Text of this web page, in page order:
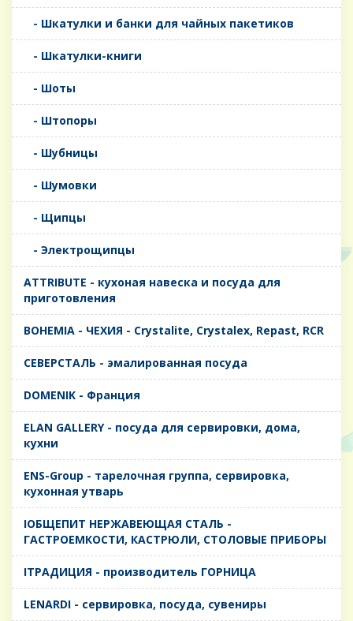
- Шкатулки и банки для чайных пакетиков
- Шкатулки-книги
- Шоты
- Штопоры
- Шубницы
- Шумовки
- Щипцы
- Электрощипцы
ATTRIBUTE - кухоная навеска и посуда для
приготовления
BOHEMIA - ЧЕХИЯ - Crystalite, Crystalex, Repast, RCR
CЕВЕРСТАЛЬ - эмалированная посуда
DOMENIK - Франция
ELAN GALLERY - посуда для сервировки, дома,
кухни
ENS-Group - тарелочная группа, сервировка,
кухонная утварь
IОБЩЕПИТ НЕРЖАВЕЮЩАЯ СТАЛЬ -
ГАСТРОЕМКОСТИ, КАСТРЮЛИ, СТОЛОВЫЕ ПРИБОРЫ
IТРАДИЦИЯ - производитель ГОРНИЦА
LENARDI - сервировка, посуда, сувениры